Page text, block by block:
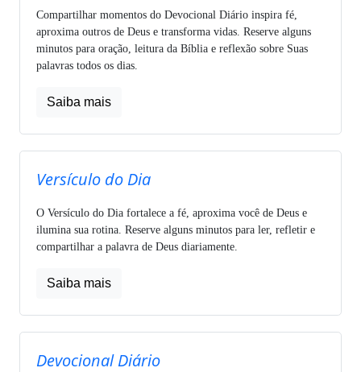
Compartilhar momentos do Devocional Diário inspira fé,
aproxima outros de Deus e transforma vidas. Reserve alguns
minutos para oração, leitura da Bíblia e reflexão sobre Suas
palavras todos os dias.
Saiba mais
Versículo do Dia
O Versículo do Dia fortalece a fé, aproxima você de Deus e
ilumina sua rotina. Reserve alguns minutos para ler, refletir e
compartilhar a palavra de Deus diariamente.
Saiba mais
Devocional Diário